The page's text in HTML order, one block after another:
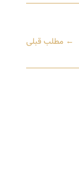
←مطلب قبلی